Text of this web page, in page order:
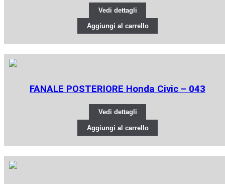
Vedi dettagli
Aggiungi al carrello
FANALE POSTERIORE Honda Civic – 043
Vedi dettagli
Aggiungi al carrello